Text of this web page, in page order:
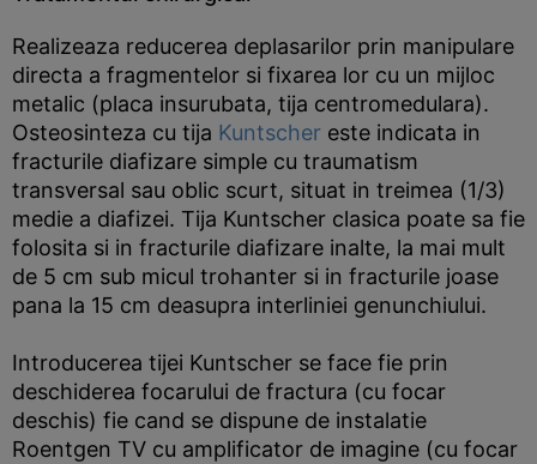
Realizeaza reducerea deplasarilor prin manipulare
directa a fragmentelor si fixarea lor cu un mijloc
metalic (placa insurubata, tija centromedulara).
Osteosinteza cu tija Kuntscher este indicata in
fracturile diafizare simple cu traumatism
transversal sau oblic scurt, situat in treimea (1/3)
medie a diafizei. Tija Kuntscher clasica poate sa fie
folosita si in fracturile diafizare inalte, la mai mult
de 5 cm sub micul trohanter si in fracturile joase
pana la 15 cm deasupra interliniei genunchiului.
Introducerea tijei Kuntscher se face fie prin
deschiderea focarului de fractura (cu focar
deschis) fie cand se dispune de instalatie
Roentgen TV cu amplificator de imagine (cu focar